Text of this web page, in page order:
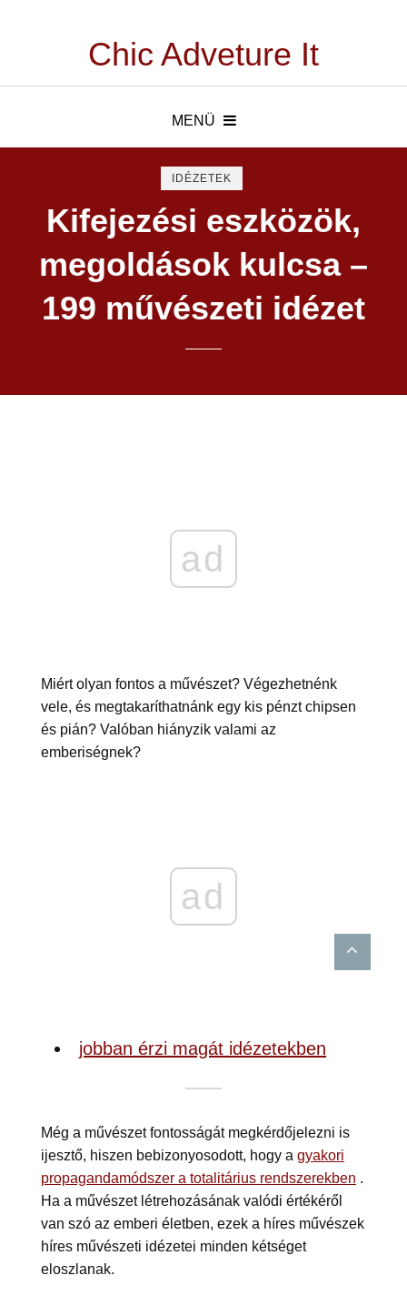
Chic Adveture It
MENÜ
IDÉZETEK
Kifejezési eszközök,
megoldások kulcsa –
199 művészeti idézet
ad
Miért olyan fontos a művészet? Végezhetnénk
vele, és megtakaríthatnánk egy kis pénzt chipsen
és pián? Valóban hiányzik valami az
emberiségnek?
ad
jobban érzi magát idézetekben
Még a művészet fontosságát megkérdőjelezni is
ijesztő, hiszen bebizonyosodott, hogy a gyakori
propagandamódszer a totalitárius rendszerekben .
Ha a művészet létrehozásának valódi értékéről
van szó az emberi életben, ezek a híres művészek
híres művészeti idézetei minden kétséget
eloszlanak.